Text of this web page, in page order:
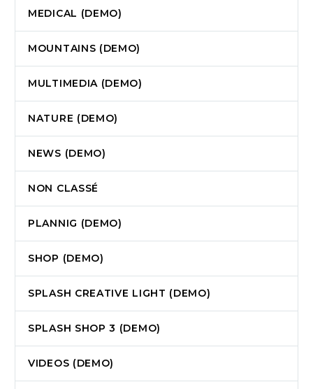
MEDICAL (DEMO)
MOUNTAINS (DEMO)
MULTIMEDIA (DEMO)
NATURE (DEMO)
NEWS (DEMO)
NON CLASSÉ
PLANNIG (DEMO)
SHOP (DEMO)
SPLASH CREATIVE LIGHT (DEMO)
SPLASH SHOP 3 (DEMO)
VIDEOS (DEMO)